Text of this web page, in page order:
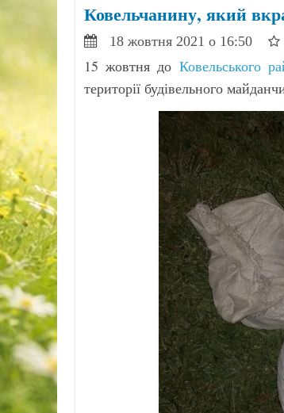
Ковельчанину, який
18 жовтня 2021 о 16:50
15 жовтня до Ковельського
території будівельного